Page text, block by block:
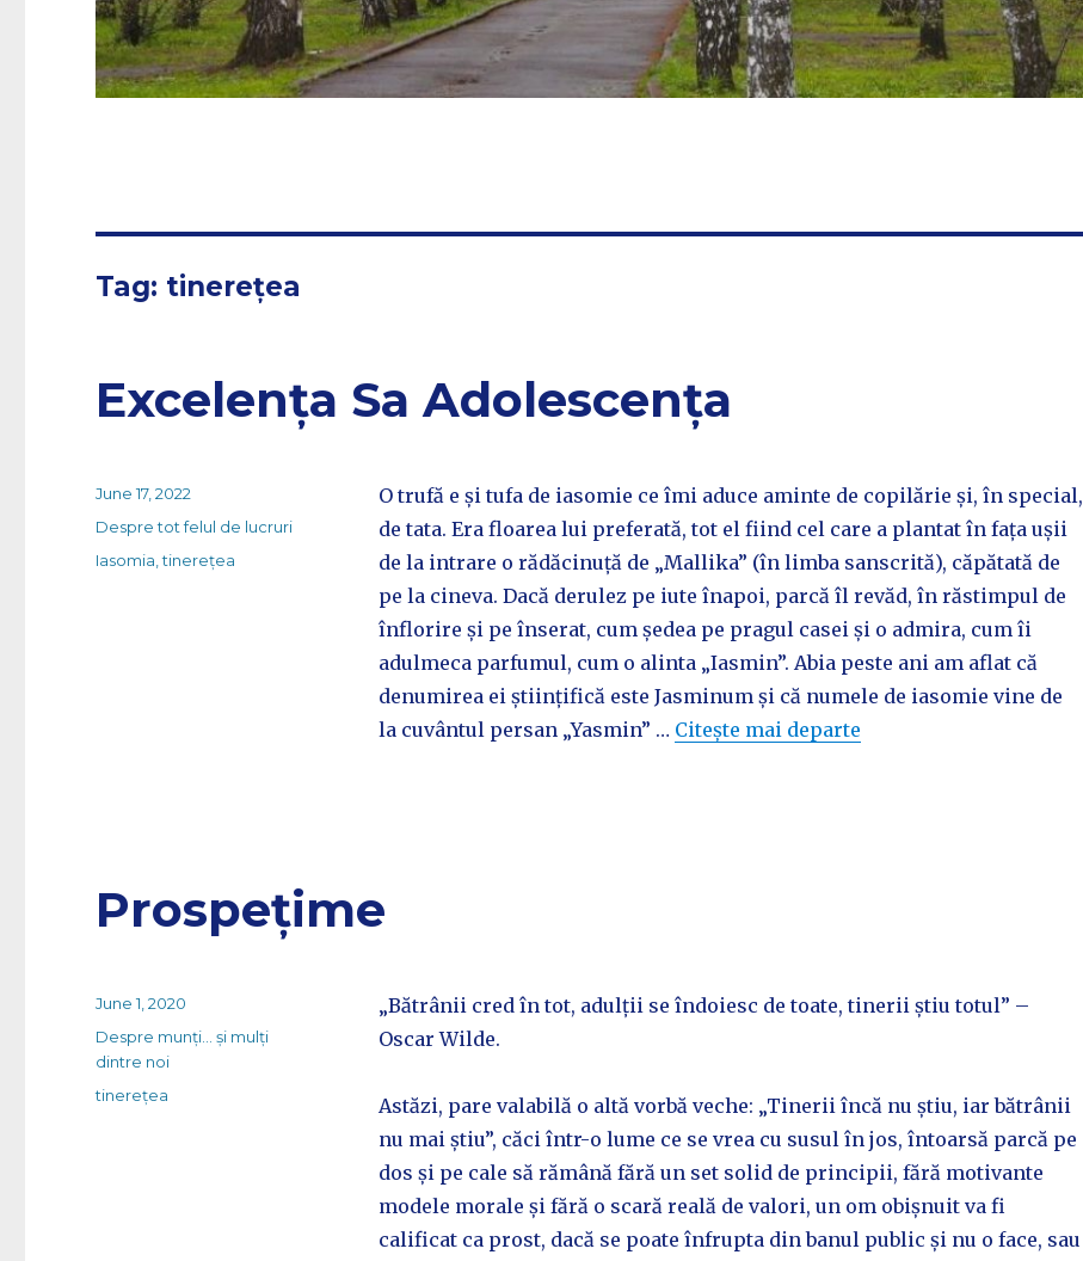
Tag: tinerețea
Excelența Sa Adolescența
O trufă e și tufa de iasomie ce îmi aduce aminte de copilărie și, în special,
de tata. Era floarea lui preferată, tot el fiind cel care a plantat în fața ușii
de la intrare o rădăcinuță de „Mallika” (în limba sanscrită), căpătată de
pe la cineva. Dacă derulez pe iute înapoi, parcă îl revăd, în răstimpul de
înflorire și pe înserat, cum ședea pe pragul casei și o admira, cum îi
adulmeca parfumul, cum o alinta „Iasmin”. Abia peste ani am aflat că
denumirea ei științifică este Jasminum și că numele de iasomie vine de
la cuvântul persan „Yasmin” … Citește mai departe
Posted
June 17, 2022
Categories
Despre tot felul de lucruri
Tags
Iasomia ,tinerețea
Prospețime
„Bătrânii cred în tot, adulții se îndoiesc de toate, tinerii știu totul” –
Oscar Wilde.
Astăzi, pare valabilă o altă vorbă veche: „Tinerii încă nu știu, iar bătrânii
nu mai știu”, căci într-o lume ce se vrea cu susul în jos, întoarsă parcă pe
dos și pe cale să rămână fără un set solid de principii, fără motivante
modele morale și fără o scară reală de valori, un om obișnuit va fi
calificat ca prost, dacă se poate înfrupta din banul public și nu o face, sau
Posted
June 1, 2020
Categories
Despre munți... și mulți
dintre noi
Tags
tinerețea